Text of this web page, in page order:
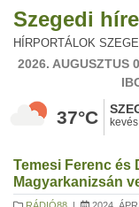
Szegedi
HÍRPORTÁLOK
2026. AUGUSZTUS
37°C
Temesi Ferenc és
Magyarkanizsán